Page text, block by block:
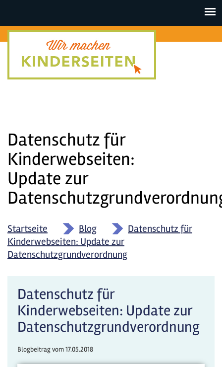
Toggle
Datenschutz für
Kinderwebseiten:
Update zur
Startseite » Blog »
Datenschutz für
Kinderwebseiten: Update zur
Datenschutzgrundverordnung
Datenschutz für
Kinderwebseiten: Update zur
Datenschutzgrundverordnung
Blogbeitrag vom17.05.2018